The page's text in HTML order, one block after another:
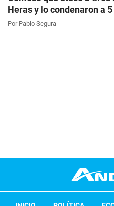
Heras y lo condenaron a
Por Pablo Segura